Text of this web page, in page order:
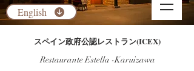
​スペイン政府公認レストラン(ICEX)
Restaurante Estella -Karuizawa
English